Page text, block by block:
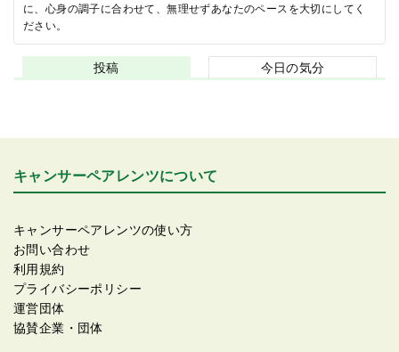
に、心身の調子に合わせて、無理せずあなたのペースを大切にしてく
ださい。
投稿 今日の気分
キャンサーペアレンツについて
キャンサーペアレンツの使い方
お問い合わせ
利用規約
プライバシーポリシー
運営団体
協賛企業・団体